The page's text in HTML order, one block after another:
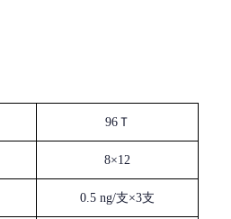
96Ｔ
8×12
0.5 ng/支×3支